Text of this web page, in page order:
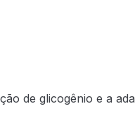
de glicogênio e a